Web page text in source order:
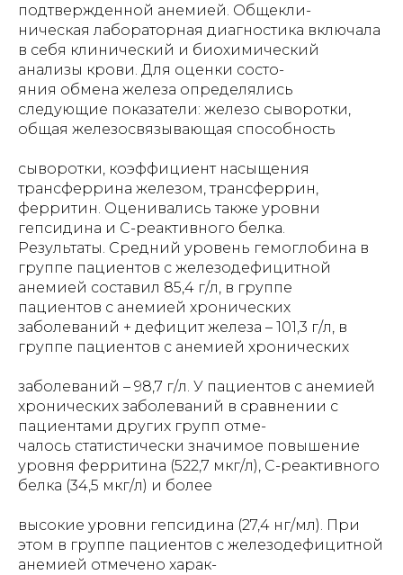
подтвержденной анемией. Общекли-
ническая лабораторная диагностика включала
в себя клинический и биохимический
анализы крови. Для оценки состо-
яния обмена железа определялись
следующие показатели: железо сыворотки,
общая железосвязывающая способность
сыворотки, коэффициент насыщения
трансферрина железом, трансферрин,
ферритин. Оценивались также уровни
гепсидина и С-реактивного белка.
Результаты. Средний уровень гемоглобина в
группе пациентов с железодефицитной
анемией составил 85,4 г/л, в группе
пациентов с анемией хронических
заболеваний + дефицит железа – 101,3 г/л, в
группе пациентов с анемией хронических
заболеваний – 98,7 г/л. У пациентов с анемией
хронических заболеваний в сравнении с
пациентами других групп отме-
чалось статистически значимое повышение
уровня ферритина (522,7 мкг/л), С-реактивного
белка (34,5 мкг/л) и более
высокие уровни гепсидина (27,4 нг/мл). При
этом в группе пациентов с железодефицитной
анемией отмечено харак-